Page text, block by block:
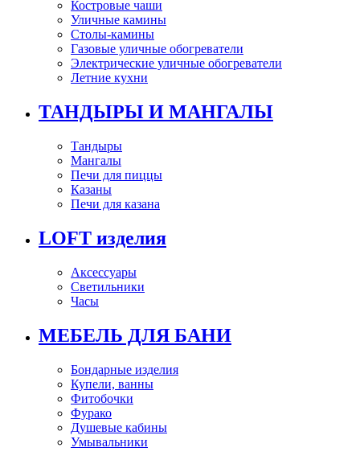
Костровые чаши
Уличные камины
Столы-камины
Газовые уличные обогреватели
Электрические уличные обогреватели
Летние кухни
ТАНДЫРЫ И МАНГАЛЫ
Тандыры
Мангалы
Печи для пиццы
Казаны
Печи для казана
LOFT изделия
Аксессуары
Светильники
Часы
МЕБЕЛЬ ДЛЯ БАНИ
Бондарные изделия
Купели, ванны
Фитобочки
Фурако
Душевые кабины
Умывальники